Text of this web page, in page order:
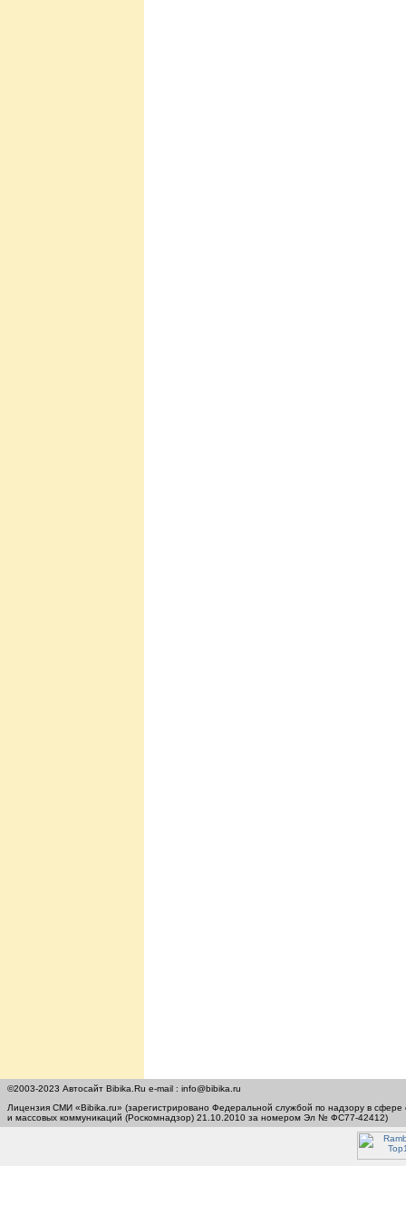
©2003-2023 Автосайт Bibika.Ru e-mail : info@bibika.ru
Лицензия СМИ «Bibika.ru» (зарегистрировано Федеральной службой по надзору в
и массовых коммуникаций (Роскомнадзор) 21.10.2010 за номером Эл № ФС77-42412)